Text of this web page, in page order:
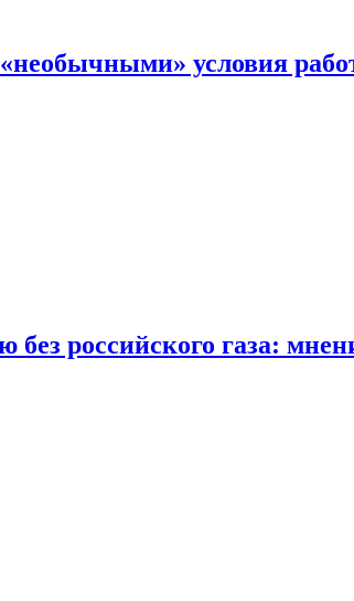
условия
российского газа: